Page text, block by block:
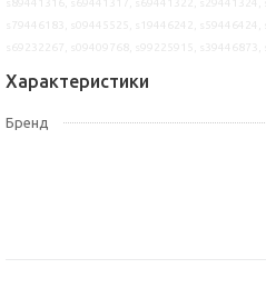
Характеристики
Бренд